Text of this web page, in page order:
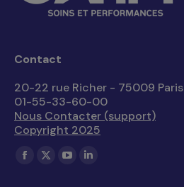
Contact
20-22 rue Richer - 75009 Paris
01-55-33-60-00
Nous Contacter (support)
Copyright 2025
Trouvez nous sur :
La
La
La
La